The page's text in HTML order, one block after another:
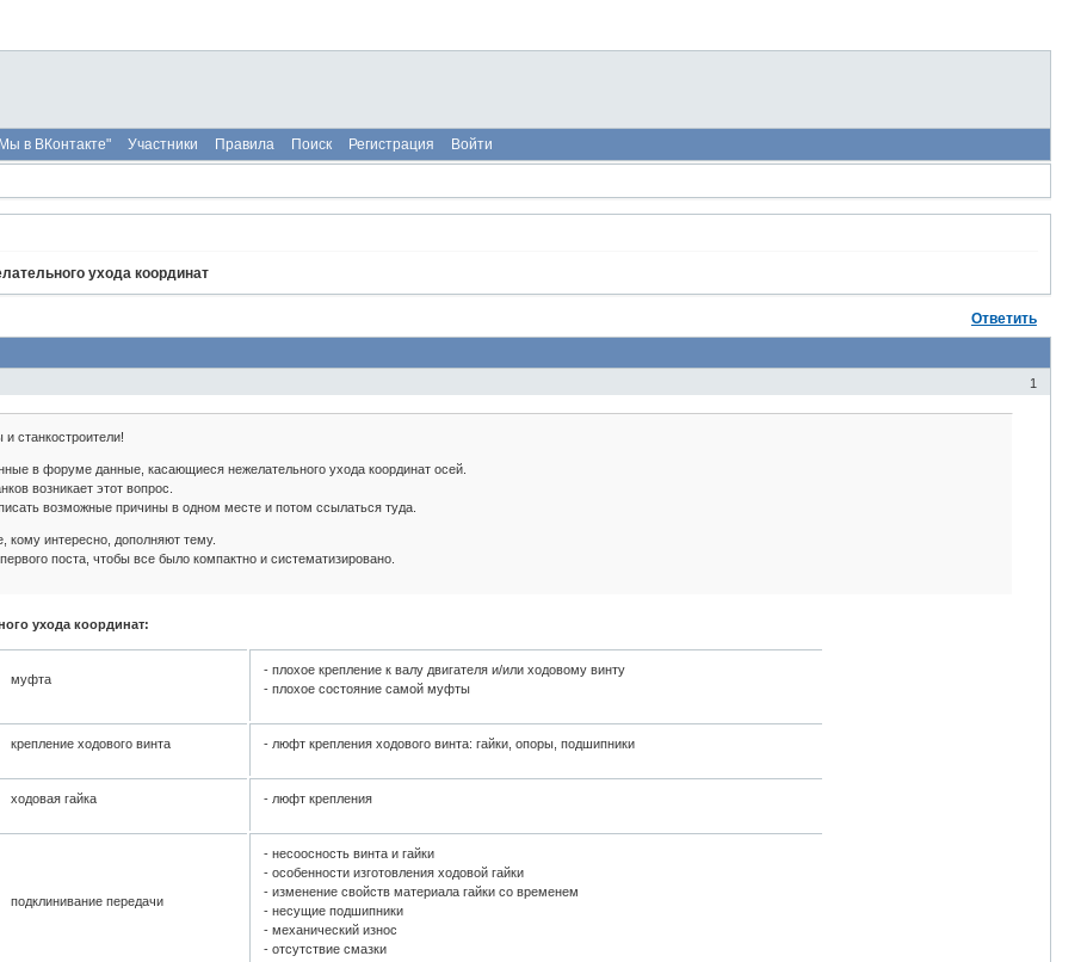
в ВКонтакте" Участники Правила Поиск Регистрация Войти
ухода координат
Ответить
1
станкостроители!
в форуме данные, касающиеся нежелательного ухода координат осей.
возникает этот вопрос.
возможные причины в одном месте и потом ссылаться туда.
кому интересно, дополняют тему.
поста, чтобы все было компактно и систематизировано.
ухода координат:
муфта
- плохое крепление к валу двигателя и/или ходовому винту
- плохое состояние самой муфты
крепление ходового винта - люфт крепления ходового винта: гайки, опоры, подшипники
ходовая гайка - люфт крепления
подклинивание передачи
- несоосность винта и гайки
- особенности изготовления ходовой гайки
- изменение свойств материала гайки со временем
- несущие подшипники
- механический износ
- отсутствие смазки